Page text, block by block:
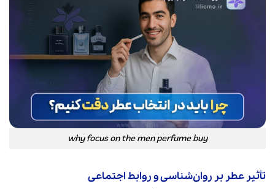
why focus on the men perfume buy
تأثیر عطر بر روان‌شناسی و روابط اجتماعی